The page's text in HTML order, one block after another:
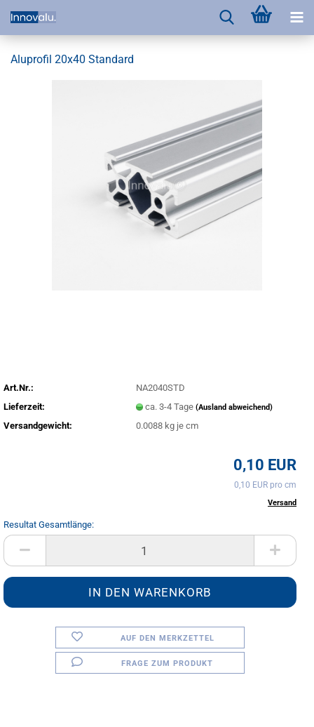
Aluprofil 20x40 Standard
Art.Nr.:
NA2040STD
Lieferzeit:
ca. 3-4 Tage(Ausland abweichend)
Versandgewicht: 0.0088 kg je cm
0,10 EUR
0,10 EUR pro cm
Versand
Resultat Gesamtlänge:
cm
AUF DEN MERKZETTEL
FRAGE ZUM PRODUKT